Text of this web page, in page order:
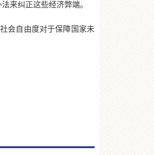
来纠正这些经济弊端。
会自由度对于保障国家未